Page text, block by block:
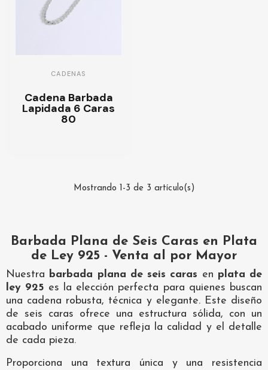
CADENAS
Cadena Barbada
Lapidada 6 Caras
80
Mostrando 1-3 de 3 artículo(s)
Barbada Plana de Seis Caras en Plata
de Ley 925 - Venta al por Mayor
Nuestra barbada plana de seis caras en plata de
ley 925 es la elección perfecta para quienes buscan
una cadena robusta, técnica y elegante. Este diseño
de seis caras ofrece una estructura sólida, con un
acabado uniforme que refleja la calidad y el detalle
de cada pieza.
Proporciona una textura única y una resistencia